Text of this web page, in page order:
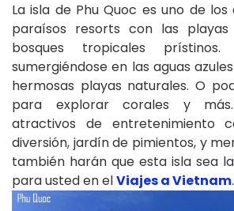
La isla de Phu Quoc es uno de
paraísos resorts con las
bosques tropicales
sumergiéndose en las aguas
hermosas playas naturales. O
para explorar corales y
atractivos de entretenimiento
diversión, jardín de pimientos, y
también harán que esta isla sea
para usted en elViajes a Vietnam.